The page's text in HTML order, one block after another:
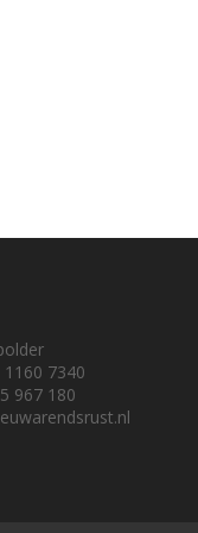
7340
967 180